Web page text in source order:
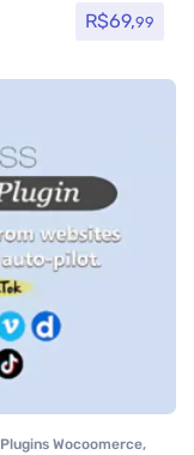
R$69,99
Plugins Wocoomerce,